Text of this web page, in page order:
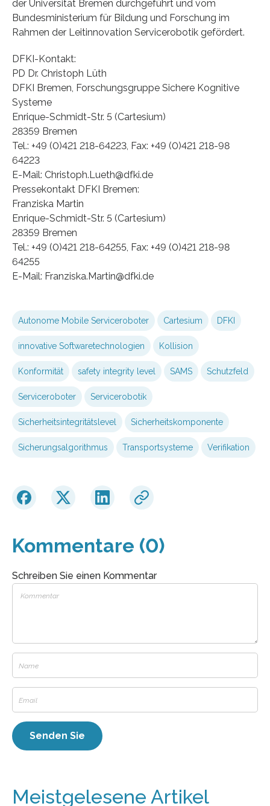
der Universität Bremen durchgeführt und vom
Bundesministerium für Bildung und Forschung im
Rahmen der Leitinnovation Servicerobotik gefördert.
DFKI-Kontakt:
PD Dr. Christoph Lüth
DFKI Bremen, Forschungsgruppe Sichere Kognitive
Systeme
Enrique-Schmidt-Str. 5 (Cartesium)
28359 Bremen
Tel.: +49 (0)421 218-64223, Fax: +49 (0)421 218-98
64223
E-Mail: Christoph.Lueth@dfki.de
Pressekontakt DFKI Bremen:
Franziska Martin
Enrique-Schmidt-Str. 5 (Cartesium)
28359 Bremen
Tel.: +49 (0)421 218-64255, Fax: +49 (0)421 218-98
64255
E-Mail: Franziska.Martin@dfki.de
Autonome Mobile Serviceroboter Cartesium DFKI
innovative Softwaretechnologien Kollision
Konformität safety integrity level SAMS Schutzfeld
Serviceroboter Servicerobotik
Sicherheitsintegritätslevel Sicherheitskomponente
Sicherungsalgorithmus Transportsysteme Verifikation
Kommentare (0)
Schreiben Sie einen Kommentar
Meistgelesene Artikel